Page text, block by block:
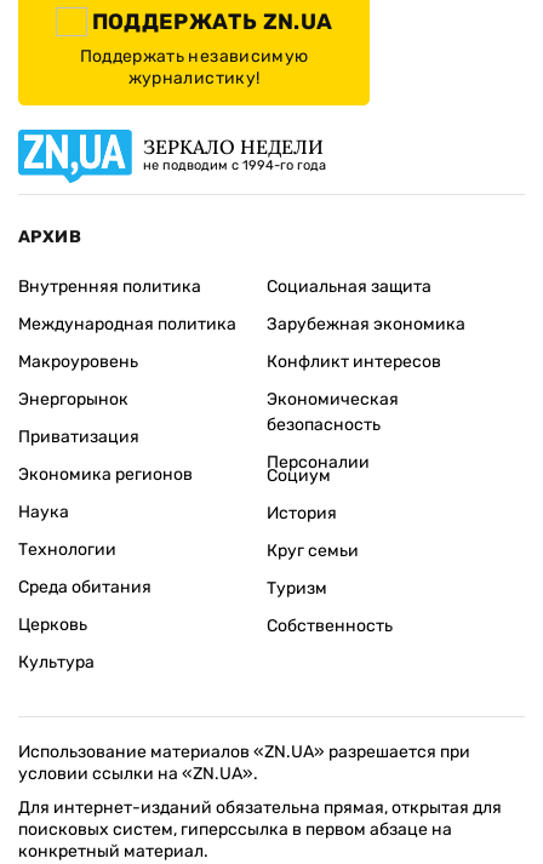
ПОДДЕРЖАТЬ ZN.UA
Поддержать независимую
журналистику!
ЗЕРКАЛО НЕДЕЛИ
не подводим с 1994-го года
АРХИВ
Внутренняя политика
Международная политика
Макроуровень
Энергорынок
Приватизация
Экономика регионов
Социальная защита
Зарубежная экономика
Конфликт интересов
Экономическая
безопасность
Персоналии
Наука
Технологии
Среда обитания
Церковь
Культура
Социум
История
Круг семьи
Туризм
Собственность
Использование материалов «ZN.UA» разрешается при
условии ссылки на «ZN.UA».
Для интернет-изданий обязательна прямая, открытая для
поисковых систем, гиперссылка в первом абзаце на
конкретный материал.